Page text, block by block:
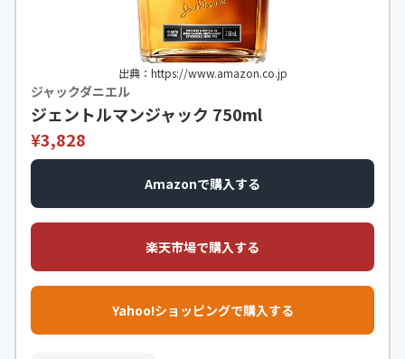
出典：https://www.amazon.co.jp
ジャックダニエル
ジェントルマンジャック 750ml
¥3,828
Amazonで購入する
楽天市場で購入する
Yahoo!ショッピングで購入する